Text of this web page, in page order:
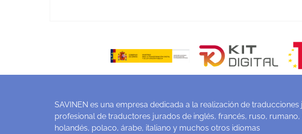
SAVINEN es una empresa dedicada a la realización de
profesional de traductores jurados de inglés, francés, ruso,
holandés, polaco, árabe, italiano y muchos otros idiomas